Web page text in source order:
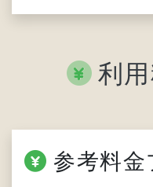
利
参考料金